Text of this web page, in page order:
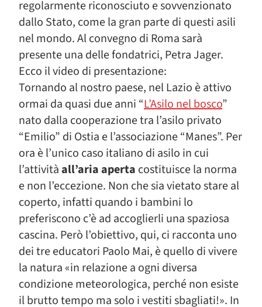
regolarmente riconosciuto e sovvenzionato
dallo Stato, come la gran parte di questi asili
nel mondo. Al convegno di Roma sarà
presente una delle fondatrici, Petra Jager.
Ecco il video di presentazione:
Tornando al nostro paese, nel Lazio è attivo
ormai da quasi due anni “L’Asilo nel bosco”
nato dalla cooperazione tra l’asilo privato
“Emilio” di Ostia e l’associazione “Manes”. Per
ora è l’unico caso italiano di asilo in cui
l’attivitàall’aria aperta costituisce la norma
e non l’eccezione. Non che sia vietato stare al
coperto, infatti quando i bambini lo
preferiscono c’è ad accoglierli una spaziosa
cascina. Però l’obiettivo, qui, ci racconta uno
dei tre educatori Paolo Mai, è quello di vivere
la natura «in relazione a ogni diversa
condizione meteorologica, perché non esiste
il brutto tempo ma solo i vestiti sbagliati!». In